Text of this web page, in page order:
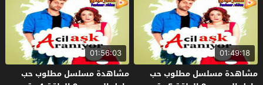
01:49:18
مشاهدة مسلسل مطلوب حب
01:56:03
مشاهدة مسلسل مطلوب حب